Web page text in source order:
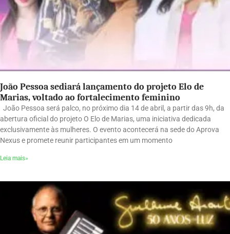
João Pessoa sediará lançamento do projeto Elo de
Marias, voltado ao fortalecimento feminino
João Pessoa será palco, no próximo dia 14 de abril, a partir das 9h, da
abertura oficial do projeto O Elo de Marias, uma iniciativa dedicada
exclusivamente às mulheres. O evento acontecerá na sede do Aprova
Nexus e promete reunir participantes em um momento
Leia mais»